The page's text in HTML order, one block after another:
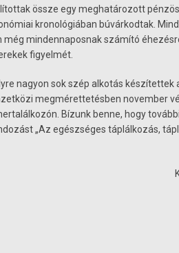
össze egy meghatározott
kronológiában búvárkodtak.
mindennaposnak számító
figyelmét.
nagyon sok szép alkotás készítettek
megmérettetésben november
Bízunk benne, hogy
„Az egészséges táplálkozás,